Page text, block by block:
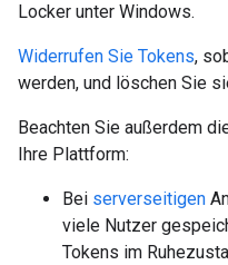
Locker unter Windows.
Widerrufen Sie Tokens,
werden, und löschen Sie
Beachten Sie außerdem
Ihre Plattform:
Bei serverseitigen
viele Nutzer
Tokens im